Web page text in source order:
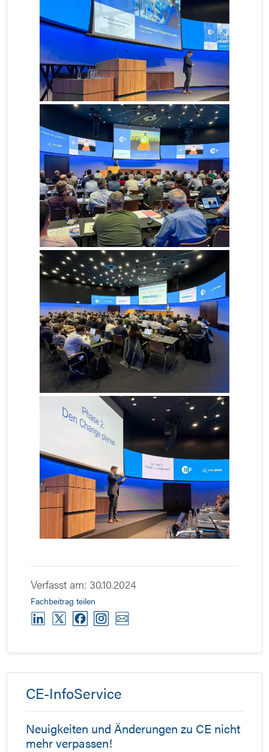
Verfasst am: 30.10.2024
Fachbeitrag teilen
CE-InfoService
Neuigkeiten und Änderungen zu CE nicht
mehr verpassen!